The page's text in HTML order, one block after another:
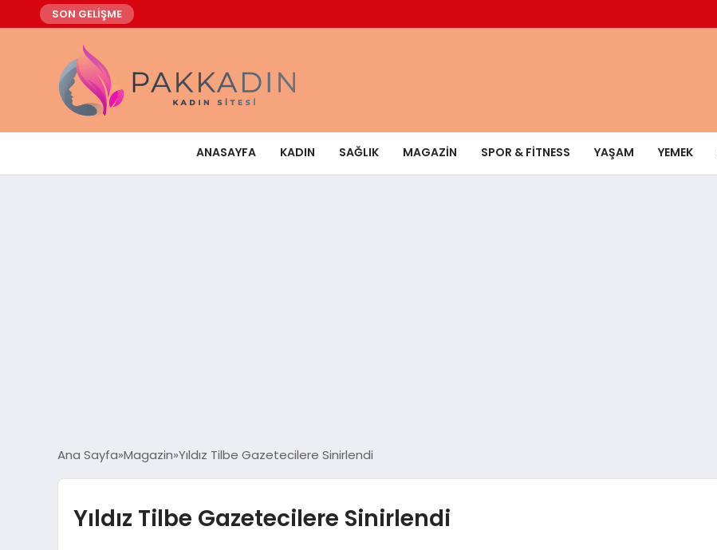
SON GELİŞME
ANASAYFA KADIN SAĞLIK MAGAZIN SPOR & FITNESS YAŞAM YEMEK
Ana Sayfa Magazin Yıldız Tilbe Gazetecilere Sinirlendi
Yıldız Tilbe Gazetecilere Sinirlendi